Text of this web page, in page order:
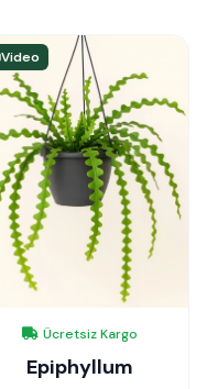
Video
Ücretsiz Kargo
Epiphyllum